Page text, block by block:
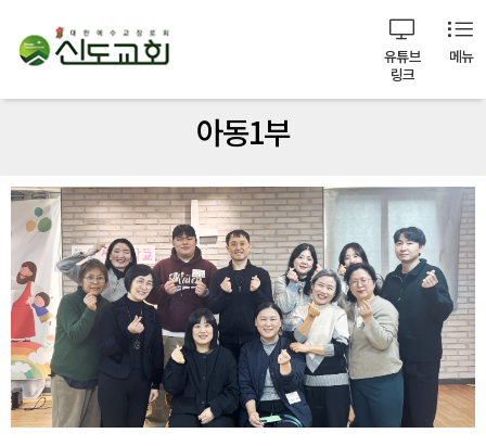
메뉴
유튜브
링크
아동1부